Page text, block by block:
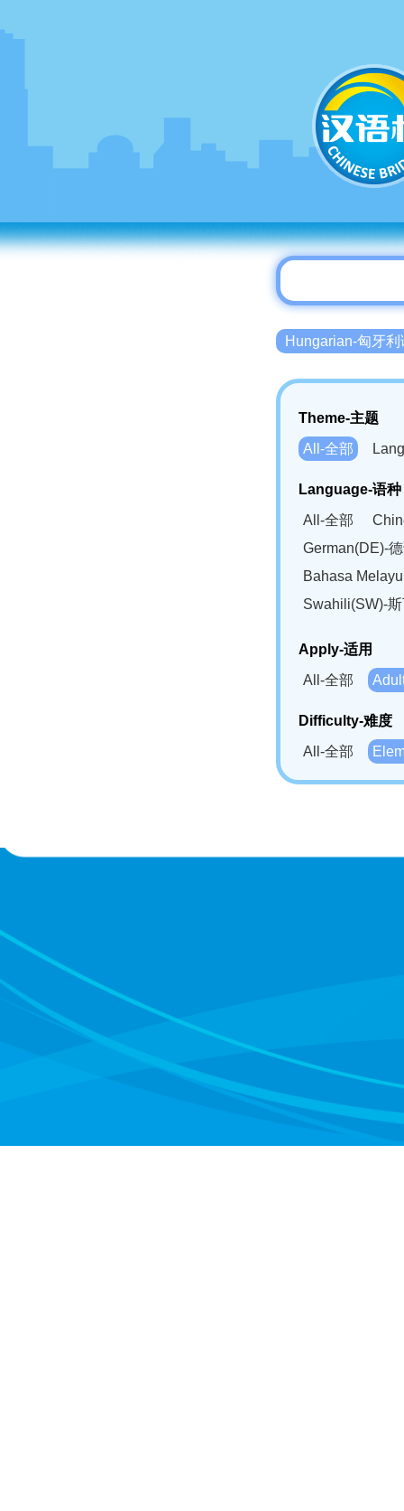
Hungarian-匈牙利
Theme-主题
All-全部
Language-语种
All-全部
German(DE)-
Bahasa
Swahili(SW)-
Apply-适用
All-全部
Difficulty-难度
All-全部